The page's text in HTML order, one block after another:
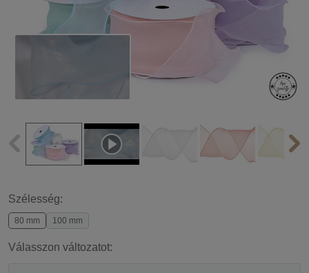
Szélesség:
80 mm 100 mm
Válasszon változatot: